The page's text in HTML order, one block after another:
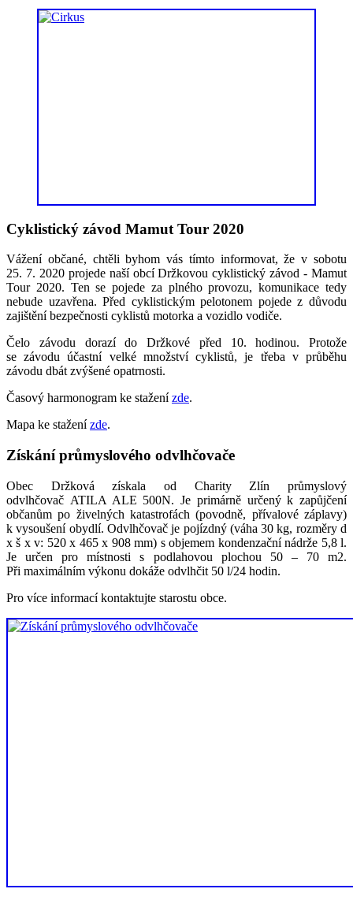
Cyklistický závod Mamut Tour 2020
Vážení občané, chtěli byhom vás tímto informovat, že v sobotu
25. 7. 2020 projede naší obcí Držkovou cyklistický závod - Mamut
Tour 2020. Ten se pojede za plného provozu, komunikace tedy
nebude uzavřena. Před cyklistickým pelotonem pojede z důvodu
zajištění bezpečnosti cyklistů motorka a vozidlo vodiče.
Čelo závodu dorazí do Držkové před 10. hodinou. Protože
se závodu účastní velké množství cyklistů, je třeba v průběhu
závodu dbát zvýšené opatrnosti.
Časový harmonogram ke staženízde.
Mapa ke staženízde.
Získání průmyslového odvlhčovače
Obec Držková získala od Charity Zlín průmyslový
odvlhčovač ATILA ALE 500N. Je primárně určený k zapůjčení
občanům po živelných katastrofách (povodně, přívalové záplavy)
k vysoušení obydlí. Odvlhčovač je pojízdný (váha 30 kg, rozměry d
x š x v: 520 x 465 x 908 mm) s objemem kondenzační nádrže 5,8 l.
Je určen pro místnosti s podlahovou plochou 50 – 70 m2.
Při maximálním výkonu dokáže odvlhčit 50 l/24 hodin.
Pro více informací kontaktujte starostu obce.